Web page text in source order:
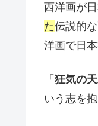
西洋画が
た伝説的な
洋画で日
「 狂気の
いう志を